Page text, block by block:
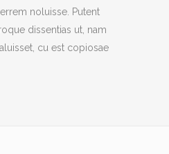
noluisse. Putent
dissentias ut, nam
cu est copiosae